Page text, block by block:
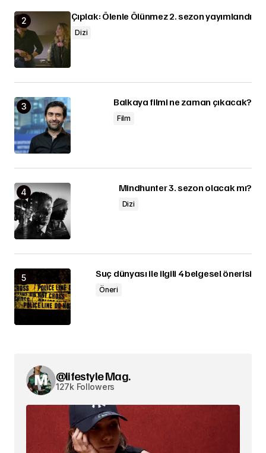
Çıplak: Ölenle Ölünmez 2. sezon yayımlandı
Dizi
Balkaya filmi ne zaman çıkacak?
Film
Mindhunter 3. sezon olacak mı?
Dizi
Suç dünyası ile ilgili 4 belgesel önerisi
Öneri
@lifestyle Mag.
127k Followers